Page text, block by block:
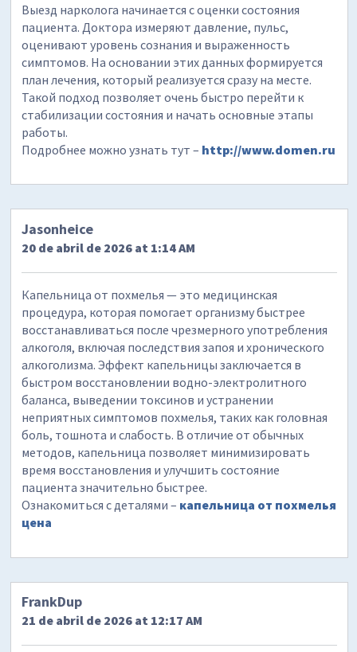
Выезд нарколога начинается с оценки состояния
пациента. Доктора измеряют давление, пульс,
оценивают уровень сознания и выраженность
симптомов. На основании этих данных формируется
план лечения, который реализуется сразу на месте.
Такой подход позволяет очень быстро перейти к
стабилизации состояния и начать основные этапы
работы.
Подробнее можно узнать тут – http://www.domen.ru
Jasonheice
20 de abril de 2026 at 1:14 AM
Капельница от похмелья — это медицинская
процедура, которая помогает организму быстрее
восстанавливаться после чрезмерного употребления
алкоголя, включая последствия запоя и хронического
алкоголизма. Эффект капельницы заключается в
быстром восстановлении водно-электролитного
баланса, выведении токсинов и устранении
неприятных симптомов похмелья, таких как головная
боль, тошнота и слабость. В отличие от обычных
методов, капельница позволяет минимизировать
время восстановления и улучшить состояние
пациента значительно быстрее.
Ознакомиться с деталями – капельница от похмелья
цена
FrankDup
21 de abril de 2026 at 12:17 AM